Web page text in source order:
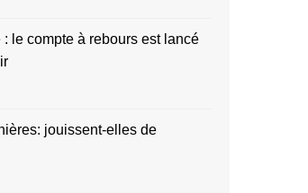
: le compte à rebours est lancé
jouissent-elles de